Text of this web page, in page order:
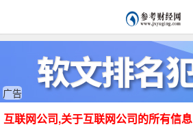
广告
互联网公司,关于互联网公司的所有信息